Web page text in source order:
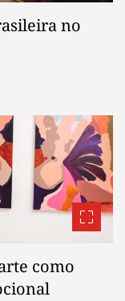
no
como